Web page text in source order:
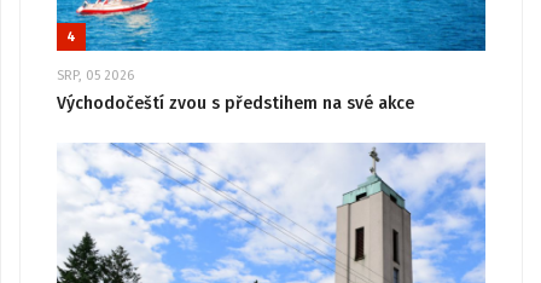
4
SRP, 05 2026
Východočeští zvou s předstihem na své akce